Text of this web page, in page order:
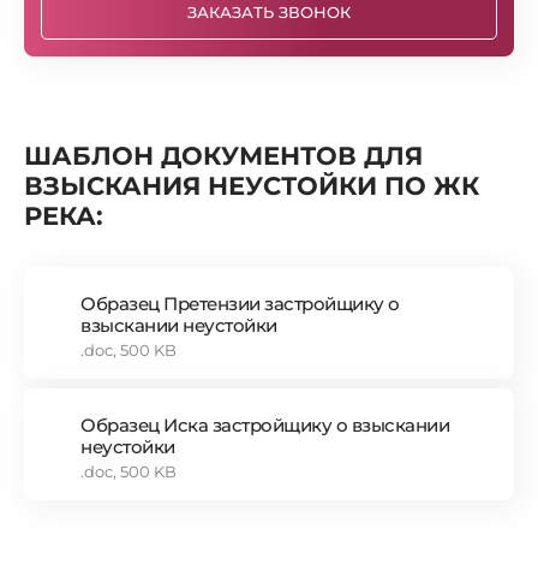
ЗАКАЗАТЬ ЗВОНОК
ШАБЛОН ДОКУМЕНТОВ ДЛЯ
ВЗЫСКАНИЯ НЕУСТОЙКИ ПО ЖК
РЕКА:
Образец Претензии застройщику о
взыскании неустойки
.doc, 500 KB
Образец Иска застройщику о взыскании
неустойки
.doc, 500 KB